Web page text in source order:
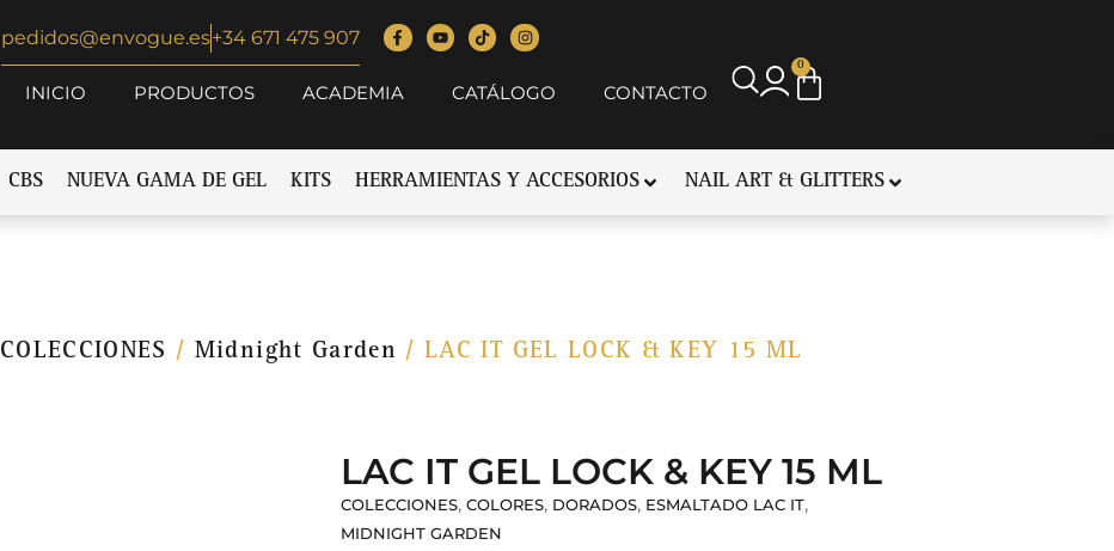
pedidos@envogue.es+34 671 475 907
INICIO PRODUCTOS ACADEMIA CATÁLOGO CONTACTO
0
CBS NUEVA GAMA DE GEL KITS HERRAMIENTAS Y ACCESORIOS NAIL ART & GLITTERS
COLECCIONES / Midnight Garden / LAC IT GEL LOCK & KEY 15 ML
LAC IT GEL LOCK & KEY 15 ML
COLECCIONES, COLORES, DORADOS, ESMALTADO LAC IT,
MIDNIGHT GARDEN